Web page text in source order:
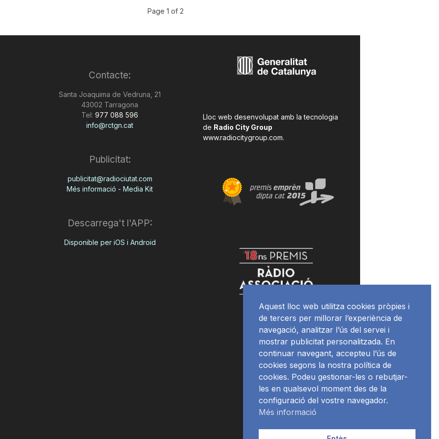
Page 1 of 2
Contacte:
Santa Joaquima de Vedruna, 21
43002 Tarragona
Tel: 977 088 596
info@rctgn.cat
Publicitat:
publicitat@radiociutat.com
Més informació - Media Kit
Descarrega't l'APP:
Disponible per iOS i Android
Lloc web desenvolupat amb la tecnologia
de Radio City Group
www.radiocitygroup.com.
Aquest lloc web utilitza cookies pròpies i
de tercers per millorar l’experiència de
navegació, analitzar l’ús del servei i
mostrar publicitat personalitzada. En
continuar navegant, accepteu l’ús de
cookies segons la nostra política de
cookies. Podeu gestionar-les o rebutjar-
les en qualsevol moment des de la
configuració del vostre navegador.
Més informació